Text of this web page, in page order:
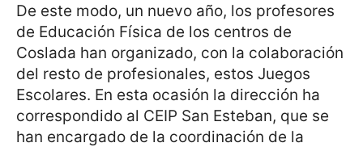
De este modo, un nuevo año, los profesores
de Educación Física de los centros de
Coslada han organizado, con la colaboración
del resto de profesionales, estos Juegos
Escolares. En esta ocasión la dirección ha
correspondido al CEIP San Esteban, que se
han encargado de la coordinación de la